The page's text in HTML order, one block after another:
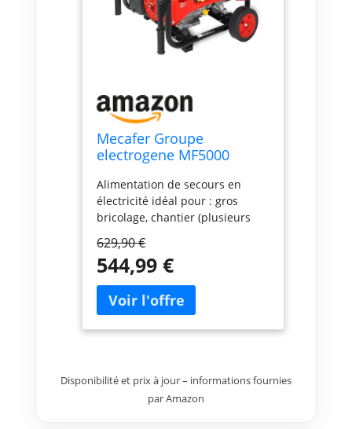
Mecafer Groupe
electrogene MF5000
Alimentation de secours en
électricité idéal pour : gros
bricolage, chantier (plusieurs
caravaging, restaurant mobile
(pizza, frites,), éclairage pour
soirées extérieures, spectacle,
concert; Puissance continue :
4000W, Puissance max : 4300W;
Moteur : 275 cm3, 9HP max,
Réservoir : 18L, Autonomie de
9H; Système AVR (régulation de
629,90 €
544,99 €
Disponibilité et prix à jour – informations fournies
par Amazon